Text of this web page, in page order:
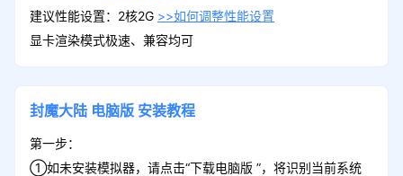
建议性能设置：2核2G >>如何调整性能设置
显卡渲染模式极速、兼容均可
封魔大陆 电脑版 安装教程
第一步：
①如未安装模拟器，请点击“下载电脑版 ”，将识别当前系统